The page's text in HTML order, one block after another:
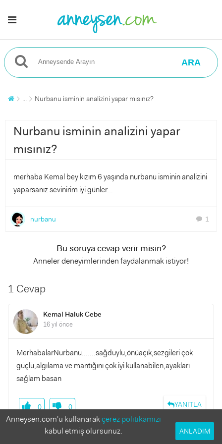
ARA
... Nurbanu isminin analizini yapar mısınız?
Nurbanu isminin analizini yapar
mısınız?
merhaba Kemal bey kızım 6 yaşında nurbanu isminin analizini
yaparsanız sevinirim iyi günler...
nurbanu chat 1
Bu soruya cevap verir misin?
Anneler deneyimlerinden faydalanmak istiyor!
1 Cevap
Kemal Haluk Cebe
16 yıl önce
MerhabalarNurbanu.......sağduylu,önüaçık,sezgileri çok
güçlü,algılama ve mantığını çok iyi kullanabilen,ayakları
sağlam basan
YANITLA
0 0
Anneysen.com'u kullanarakçerez politikamızı
kabul etmiş olursunuz.
ANLADIM